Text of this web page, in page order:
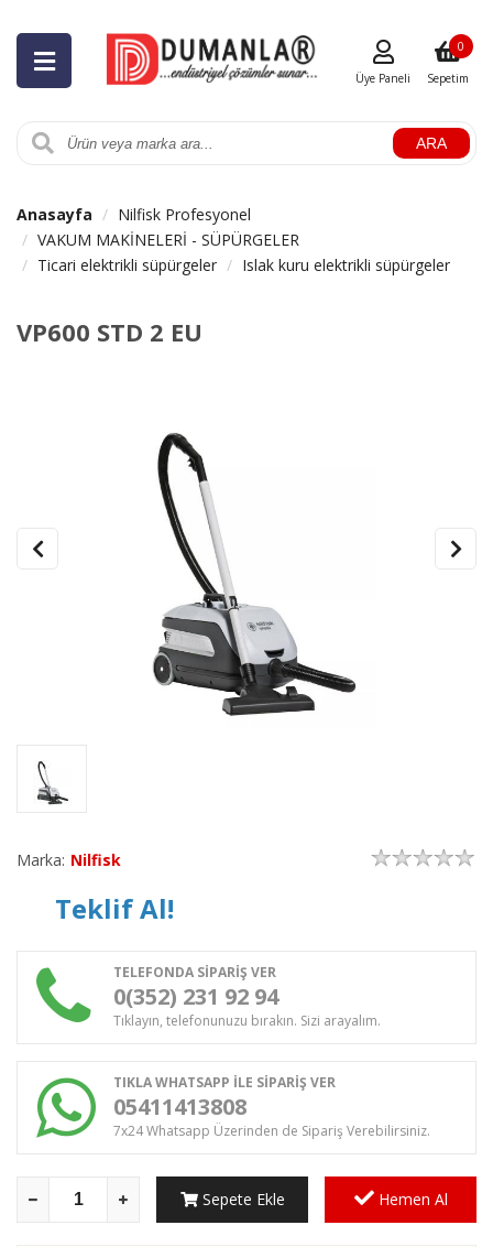
ARA
Üye Paneli Sepetim
0
Anasayfa
Nilfisk Profesyonel
VAKUM MAKİNELERİ - SÜPÜRGELER
Ticari elektrikli süpürgeler
Islak kuru elektrikli süpürgeler
VP600 STD 2 EU
Marka: Nilfisk
Teklif Al!
TELEFONDA SİPARİŞ VER
0(352) 231 92 94
Tıklayın, telefonunuzu bırakın. Sizi arayalım.
TIKLA WHATSAPP İLE SİPARİŞ VER
05411413808
7x24 Whatsapp Üzerinden de Sipariş Verebilirsiniz.
Sepete Ekle Hemen Al